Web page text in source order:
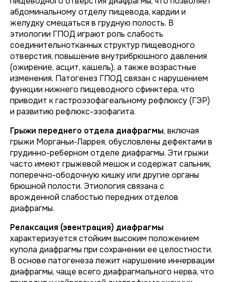
абдоминальному отделу пищевода, кардии и
желудку смещаться в грудную полость. В
этиологии ГПОД играют роль слабость
соединительнотканных структур пищеводного
отверстия, повышение внутрибрюшного давления
(ожирение, асцит, кашель), а также возрастные
изменения. Патогенез ГПОД связан с нарушением
функции нижнего пищеводного сфинктера, что
приводит к гастроэзофагеальному рефлюксу (ГЭР)
и развитию рефлюкс-эзофагита.
Грыжи переднего отдела диафрагмы, включая
грыжи Морганьи-Ларрея, обусловлены дефектами в
грудинно-реберном отделе диафрагмы. Эти грыжи
часто имеют грыжевой мешок и содержат сальник,
поперечно-ободочную кишку или другие органы
брюшной полости. Этиология связана с
врожденной слабостью передних отделов
диафрагмы.
Релаксация (эвентрация) диафрагмы
характеризуется стойким высоким положением
купола диафрагмы при сохранении ее целостности.
В основе патогенеза лежит нарушение иннервации
диафрагмы, чаще всего диафрагмального нерва, что